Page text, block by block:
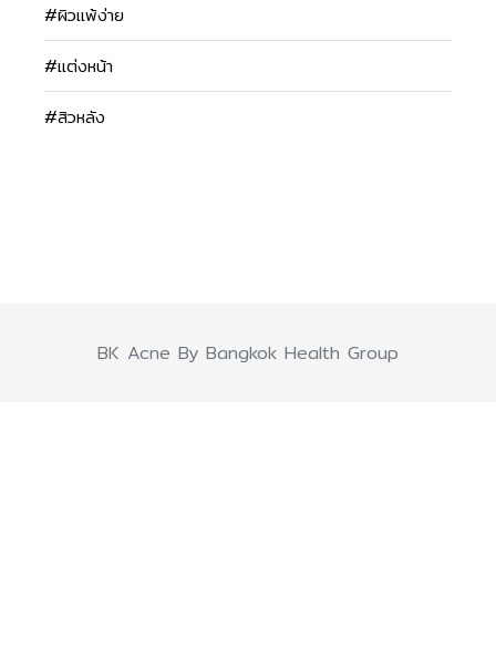
#ผิวแพ้ง่าย
#แต่งหน้า
#สิวหลัง
BK Acne By Bangkok Health Group